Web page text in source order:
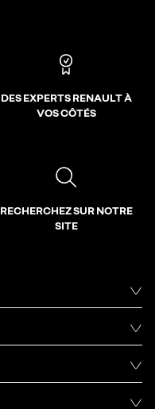
DES EXPERTS RENAULT À
VOS CÔTÉS
RECHERCHEZ SUR NOTRE
SITE